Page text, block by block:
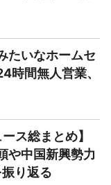
たいなホームセ
間無人営業、
ス総まとめ】
や中国新興勢力
り返る